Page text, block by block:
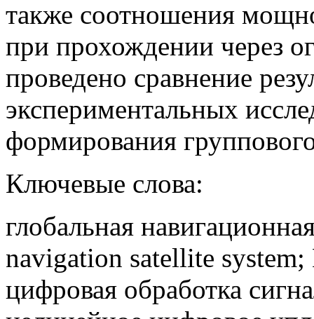
также соотношения
при прохождении через
проведено сравнение
экспериментальных
формирования
Ключевые слова:
глобальная
navigation satellite
цифровая обработка